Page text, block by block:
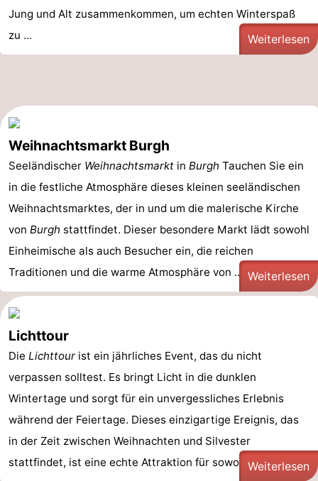
Jung und Alt zusammenkommen, um echten Winterspaß
zu ...
Weiterlesen
Weihnachtsmarkt Burgh
Seeländischer Weihnachtsmarkt in Burgh Tauchen Sie ein
in die festliche Atmosphäre dieses kleinen seeländischen
Weihnachtsmarktes, der in und um die malerische Kirche
von Burgh stattfindet. Dieser besondere Markt lädt sowohl
Einheimische als auch Besucher ein, die reichen
Traditionen und die warme Atmosphäre von ...
Weiterlesen
Lichttour
Die Lichttour ist ein jährliches Event, das du nicht
verpassen solltest. Es bringt Licht in die dunklen
Wintertage und sorgt für ein unvergessliches Erlebnis
während der Feiertage. Dieses einzigartige Ereignis, das
in der Zeit zwischen Weihnachten und Silvester
stattfindet, ist eine echte Attraktion für sowohl ...Weiterlesen